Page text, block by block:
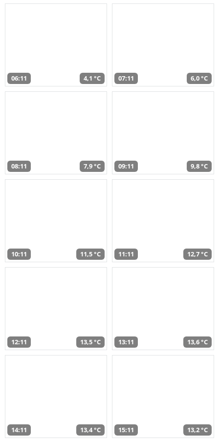
06:11 4,1 °C 07:11 6,0 °C
08:11 7,9 °C 09:11 9,8 °C
10:11 11,5 °C 11:11 12,7 °C
12:11 13,5 °C 13:11 13,6 °C
14:11 13,4 °C 15:11 13,2 °C